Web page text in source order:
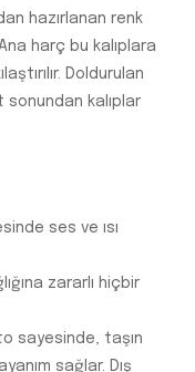
hazırlanan renk
harç bu kalıplara
Doldurulan
kalıplar
ses ve ısı
zararlı hiçbir
sayesinde, taşın
sağlar. Dış